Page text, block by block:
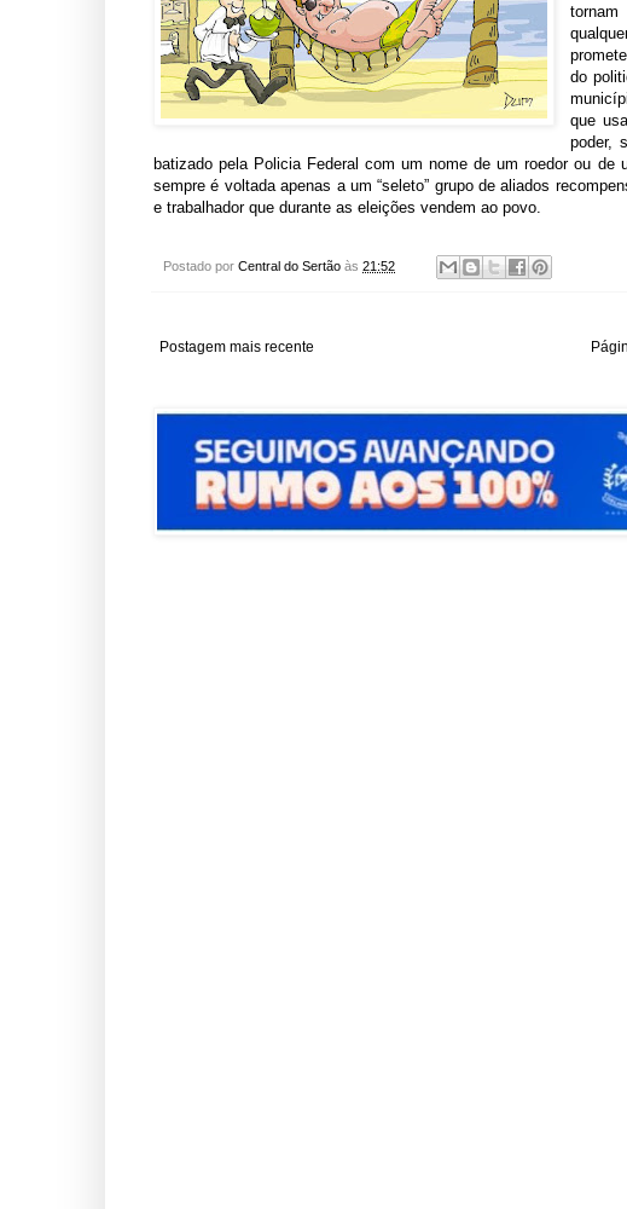
do
que
poder,
batizado pela Policia Federal com um nome de um roedor ou
sempre é voltada apenas a um “seleto” grupo de aliados
e trabalhador que durante as eleições vendem ao povo.
Postado por Central do Sertão às 21:52
Postagem mais recente